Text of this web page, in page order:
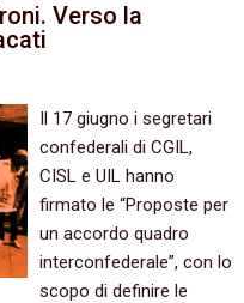
Verso la
Il 17 giugno i segretari
confederali di CGIL,
CISL e UIL hanno
firmato le “Proposte per
un accordo quadro
interconfederale”, con lo
scopo di definire le